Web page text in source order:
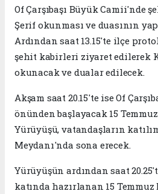
Of Çarşıbaşı Büyük Camii'nde
Şerif okunması ve duasının
Ardından saat 13.15'te ilçe
şehit kabirleri ziyaret edilerek
okunacak ve dualar edilecek.
Akşam saat 20.15'te ise Of
önünden başlayacak 15
Yürüyüşü, vatandaşların
Meydanı'nda sona erecek.
Yürüyüşün ardından saat
katında hazırlanan 15